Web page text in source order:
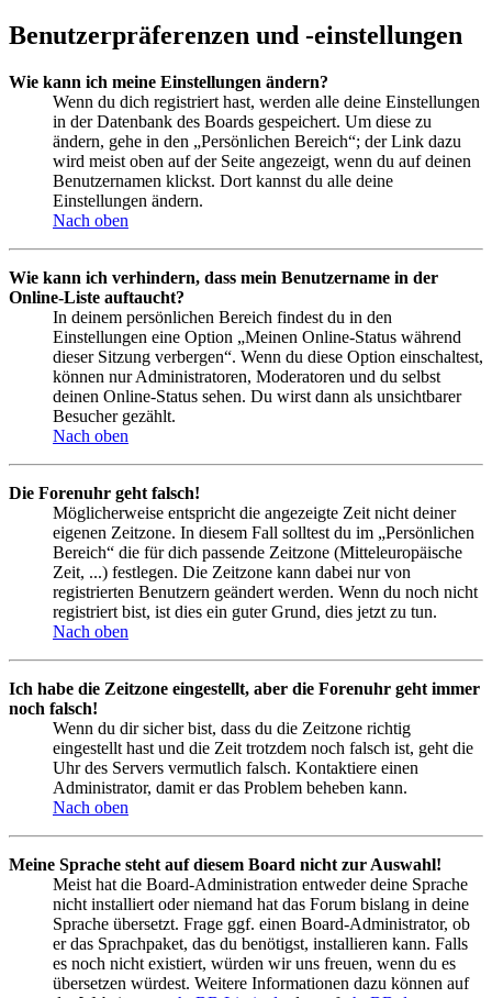
Benutzerpräferenzen und -einstellungen
Wie kann ich meine Einstellungen ändern?
Wenn du dich registriert hast, werden alle deine Einstellungen
in der Datenbank des Boards gespeichert. Um diese zu
ändern, gehe in den „Persönlichen Bereich“; der Link dazu
wird meist oben auf der Seite angezeigt, wenn du auf deinen
Benutzernamen klickst. Dort kannst du alle deine
Einstellungen ändern.
Nach oben
Wie kann ich verhindern, dass mein Benutzername in der
Online-Liste auftaucht?
In deinem persönlichen Bereich findest du in den
Einstellungen eine Option „Meinen Online-Status während
dieser Sitzung verbergen“. Wenn du diese Option einschaltest,
können nur Administratoren, Moderatoren und du selbst
deinen Online-Status sehen. Du wirst dann als unsichtbarer
Besucher gezählt.
Nach oben
Die Forenuhr geht falsch!
Möglicherweise entspricht die angezeigte Zeit nicht deiner
eigenen Zeitzone. In diesem Fall solltest du im „Persönlichen
Bereich“ die für dich passende Zeitzone (Mitteleuropäische
Zeit, ...) festlegen. Die Zeitzone kann dabei nur von
registrierten Benutzern geändert werden. Wenn du noch nicht
registriert bist, ist dies ein guter Grund, dies jetzt zu tun.
Nach oben
Ich habe die Zeitzone eingestellt, aber die Forenuhr geht immer
noch falsch!
Wenn du dir sicher bist, dass du die Zeitzone richtig
eingestellt hast und die Zeit trotzdem noch falsch ist, geht die
Uhr des Servers vermutlich falsch. Kontaktiere einen
Administrator, damit er das Problem beheben kann.
Nach oben
Meine Sprache steht auf diesem Board nicht zur Auswahl!
Meist hat die Board-Administration entweder deine Sprache
nicht installiert oder niemand hat das Forum bislang in deine
Sprache übersetzt. Frage ggf. einen Board-Administrator, ob
er das Sprachpaket, das du benötigst, installieren kann. Falls
es noch nicht existiert, würden wir uns freuen, wenn du es
übersetzen würdest. Weitere Informationen dazu können auf